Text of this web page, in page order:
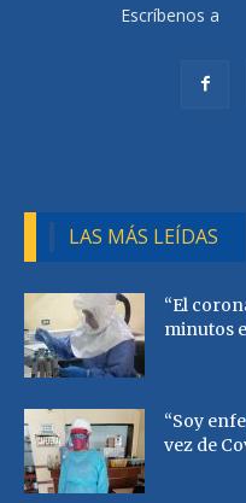
Escríbenos a
LAS MÁS LEÍDAS
“El
minutos
“Soy
vez de